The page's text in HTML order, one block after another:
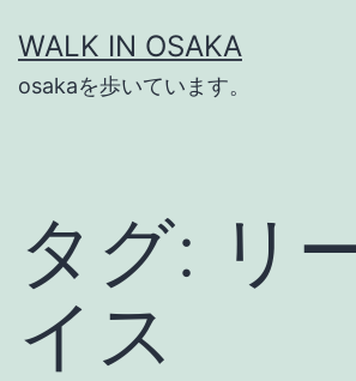
ン
テ
WALK IN OSAKA
osakaを歩いています。
タグ: リ
イス